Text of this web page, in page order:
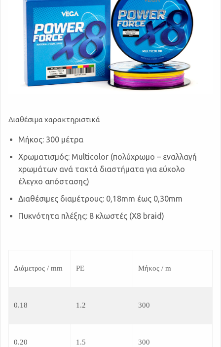
Διαθέσιμα χαρακτηριστικά
Μήκος: 300 μέτρα
Χρωματισμός: Multicolor (πολύχρωμο – εναλλαγή
χρωμάτων ανά τακτά διαστήματα για εύκολο
έλεγχο απόστασης)
Διαθέσιμες διαμέτρους: 0,18mm έως 0,30mm
Πυκνότητα πλέξης: 8 κλωστές (X8 braid)
Διάμετρος / mm PE Μήκος / m
0.18 1.2 300
0.20 1.5 300